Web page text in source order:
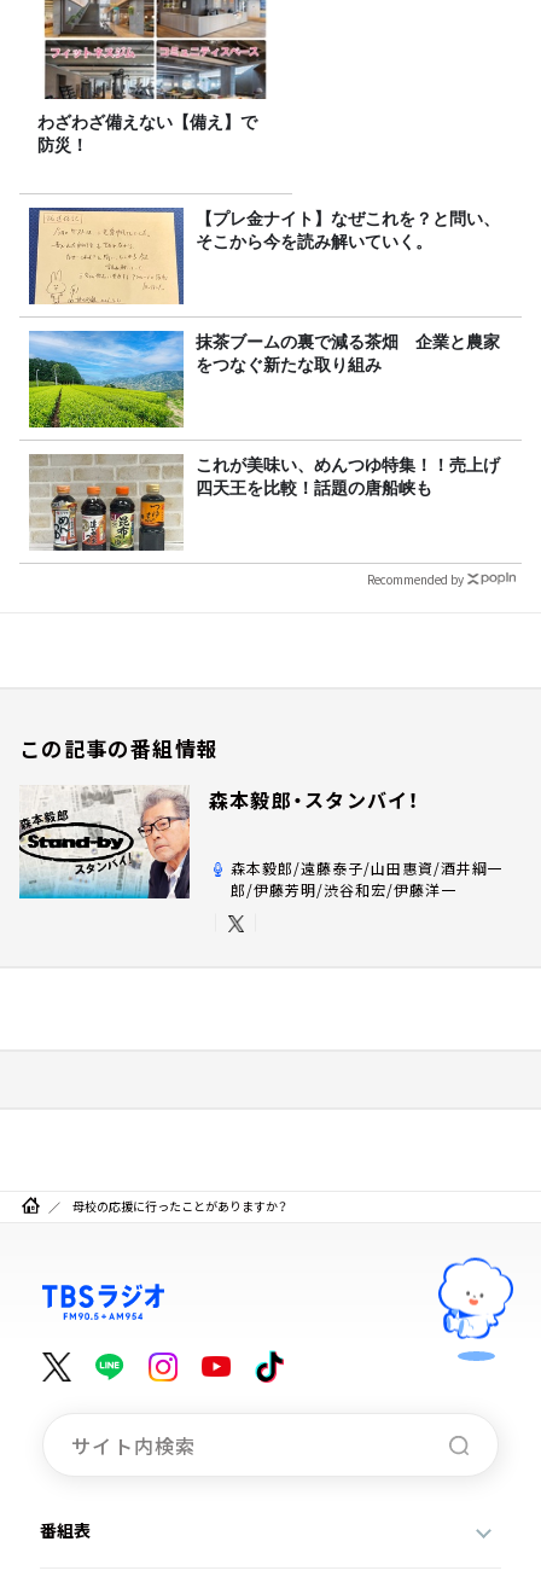
わざわざ備えない【備え】で
防災！
【プレ金ナイト】なぜこれを？と問い、
そこから今を読み解いていく。
抹茶ブームの裏で減る茶畑 企業と農家
をつなぐ新たな取り組み
これが美味い、めんつゆ特集！！売上げ
四天王を比較！話題の唐船峡も
Recommended by
この記事の番組情報
森本毅郎・スタンバイ！
森本毅郎/遠藤泰子/山田惠資/酒井綱一
郎/伊藤芳明/渋谷和宏/伊藤洋一
母校の応援に行ったことがありますか？
番組表